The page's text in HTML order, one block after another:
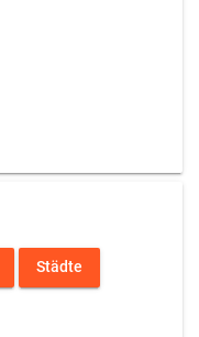
Städte